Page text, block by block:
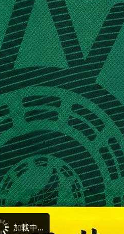
加載中...